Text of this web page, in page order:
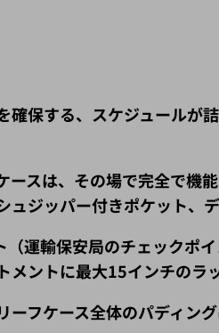
確保する、スケジュールが
ースは、その場で完全で機
ュジッパー付きポケット、
（運輸保安局のチェックポ
メントに最大15インチのラ
ーフケース全体のパディン